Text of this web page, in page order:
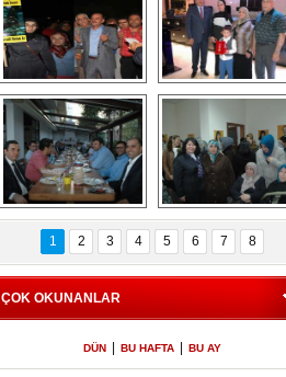
Gölbaşı GAZZE
İÇİN YÜRÜDÜ
Kaymakamlıktan
iftar yemeği
Kaymakamlıktan
iftar yemeği
NERGÜL
YILDIRIM SEÇİM
BÜROSUNU AÇTI
1 2 3 4 5 6 7 8
ÇOK OKUNANLAR
DÜN BU HAFTA BU AY